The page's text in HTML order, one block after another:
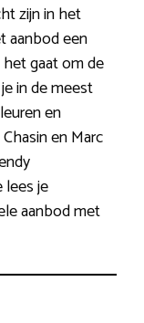
zijn in het
aanbod een
gaat om de
in de meest
en
en Marc
lees je
aanbod met